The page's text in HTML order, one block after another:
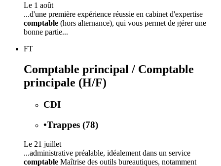
Le 1 août
...d'une première expérience réussie en cabinet d'expertise
comptable (hors alternance), qui vous permet de gérer une
bonne partie...
FT
Comptable principal / Comptable
principale (H/F)
CDI
•Trappes (78)
Le 21 juillet
...administrative préalable, idéalement dans un service
comptable Maîtrise des outils bureautiques, notamment